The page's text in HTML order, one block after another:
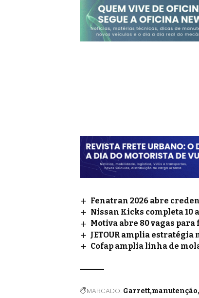
Fenatran 2026 abre
Nissan Kicks completa 10
Motiva abre 80 vagas
JETOUR amplia
Cofap amplia linha de
MARCADO: Garrett manutenção